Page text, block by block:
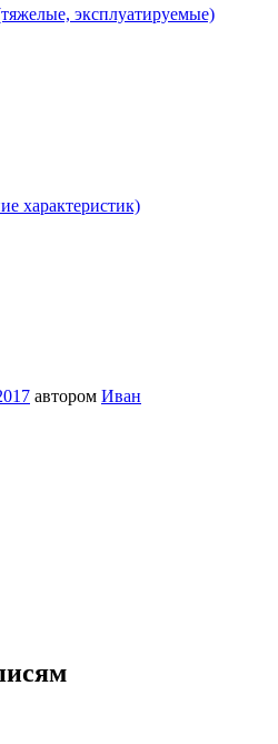
эксплуатируемые)
характеристик)
автором Иван